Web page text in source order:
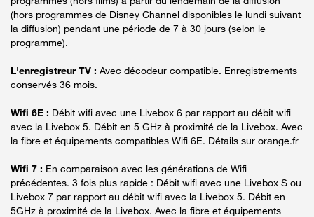
(hors programmes de Disney Channel disponibles le lundi suivant
la diffusion) pendant une période de 7 à 30 jours (selon le
programme).
L'enregistreur TV : Avec décodeur compatible. Enregistrements
conservés 36 mois.
Wifi 6E : Débit wifi avec une Livebox 6 par rapport au débit wifi
avec la Livebox 5. Débit en 5 GHz à proximité de la Livebox. Avec
la fibre et équipements compatibles Wifi 6E. Détails sur orange.fr
Wifi 7 : En comparaison avec les générations de Wifi
précédentes. 3 fois plus rapide : Débit wifi avec une Livebox S ou
Livebox 7 par rapport au débit wifi avec la Livebox 5. Débit en
5GHz à proximité de la Livebox. Avec la fibre et équipements